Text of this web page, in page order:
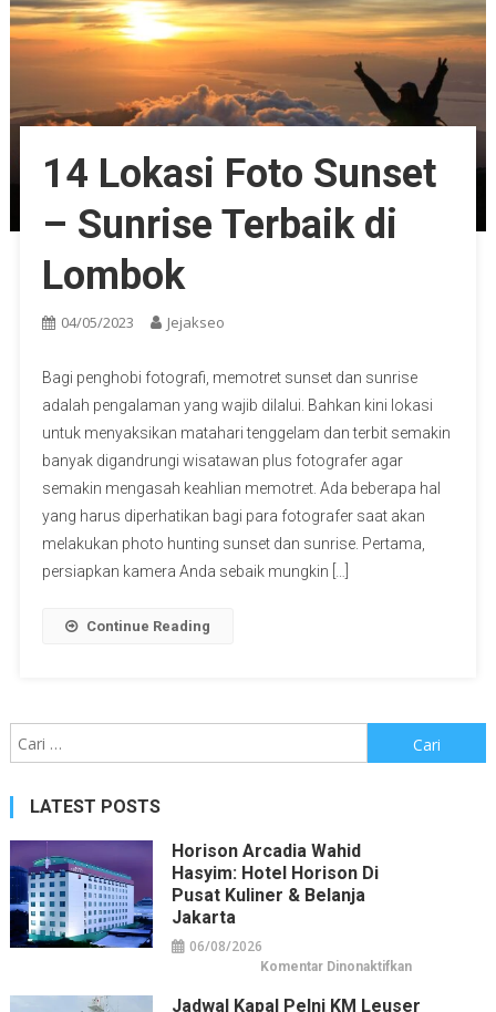
14 Lokasi Foto Sunset
– Sunrise Terbaik di
Lombok
04/05/2023 Jejakseo
Bagi penghobi fotografi, memotret sunset dan sunrise
adalah pengalaman yang wajib dilalui. Bahkan kini lokasi
untuk menyaksikan matahari tenggelam dan terbit semakin
banyak digandrungi wisatawan plus fotografer agar
semakin mengasah keahlian memotret. Ada beberapa hal
yang harus diperhatikan bagi para fotografer saat akan
melakukan photo hunting sunset dan sunrise. Pertama,
persiapkan kamera Anda sebaik mungkin […]
Continue Reading
untuk:
LATEST POSTS
Horison Arcadia Wahid
Hasyim: Hotel Horison Di
Pusat Kuliner & Belanja
Jakarta
06/08/2026
Komentar Dinonaktifkanpada
Wahid
Jadwal Kapal Pelni KM Leuser